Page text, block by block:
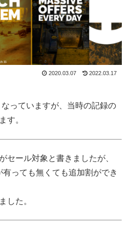
2020.03.07 2022.03.17
っていますが、当時の記録の
す。
セール対象と書きましたが、
っても無くても追加割ができ
した。